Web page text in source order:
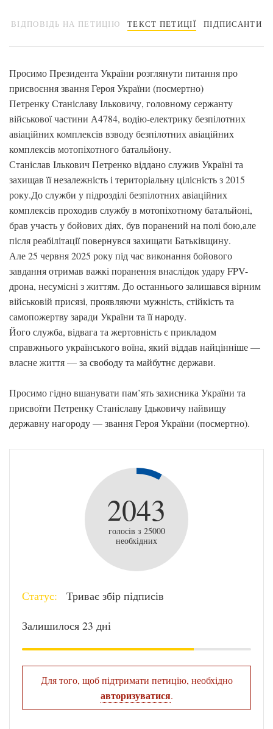
ВІДПОВІДЬ НА ПЕТИЦІЮ ТЕКСТ ПЕТИЦІЇ ПІДПИСАНТИ
Просимо Президента України розглянути питання про
присвоєння звання Героя України (посмертно)
Петренку Станіславу Ільковичу, головному сержанту
військової частини А4784, водію-електрику безпілотних
авіаційних комплексів взводу безпілотних авіаційних
комплексів мотопіхотного батальйону.
Станіслав Ількович Петренко віддано служив Україні та
захищав її незалежність і територіальну цілісність з 2015
року.До служби у підрозділі безпілотних авіаційних
комплексів проходив службу в мотопіхотному батальйоні,
брав участь у бойових діях, був поранений на полі бою,але
після реабілітації повернувся захищати Батьківщину.
Але 25 червня 2025 року під час виконання бойового
завдання отримав важкі поранення внаслідок удару FPV-
дрона, несумісні з життям. До останнього залишався вірним
військовій присязі, проявляючи мужність, стійкість та
самопожертву заради України та її народу.
Його служба, відвага та жертовність є прикладом
справжнього українського воїна, який віддав найцінніше —
власне життя — за свободу та майбутнє держави.
Просимо гідно вшанувати пам’ять захисника України та
присвоїти Петренку Станіславу Ідьковичу найвищу
державну нагороду — звання Героя України (посмертно).
2043
голосів з 25000
необхідних
Статус: Триває збір підписів
Залишилося 23 дні
Для того, щоб підтримати петицію, необхідно
авторизуватися.